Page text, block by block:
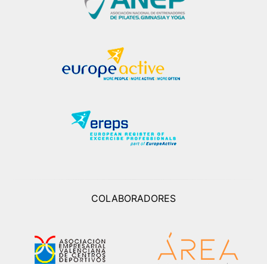
COLABORADORES